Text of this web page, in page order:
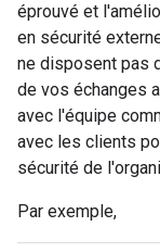
éprouvé et
en sécurité
ne disposent pas
de vos échanges
avec l'équipe
avec les clients
sécurité de
Par exemple,